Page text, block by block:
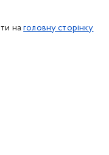
наголовну сторінку